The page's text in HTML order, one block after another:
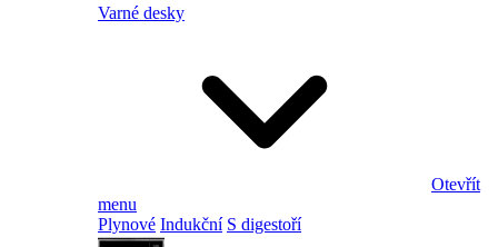
Varné desky
Otevřít
menu
Plynové Indukční S digestoří